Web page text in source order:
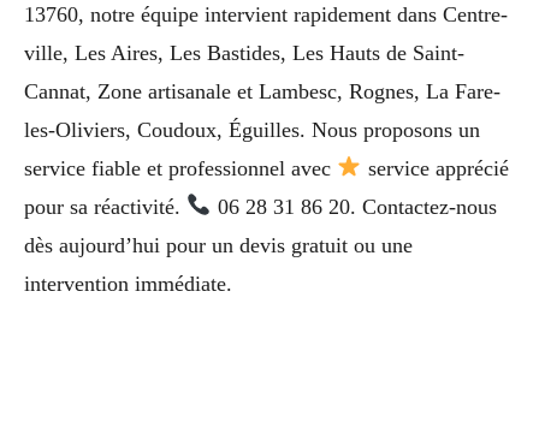
13760, notre équipe intervient rapidement dans Centre-
ville, Les Aires, Les Bastides, Les Hauts de Saint-
Cannat, Zone artisanale et Lambesc, Rognes, La Fare-
les-Oliviers, Coudoux, Éguilles. Nous proposons un
service fiable et professionnel avec
service apprécié
pour sa réactivité.
06 28 31 86 20. Contactez-nous
dès aujourd’hui pour un devis gratuit ou une
intervention immédiate.